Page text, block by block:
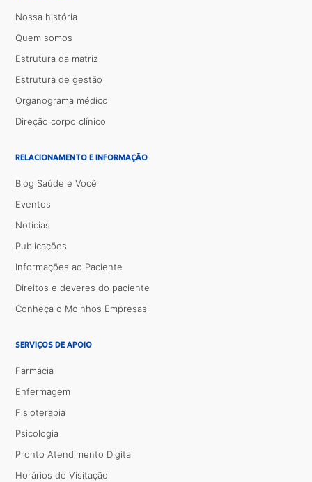
Nossa história
Quem somos
Estrutura da matriz
Estrutura de gestão
Organograma médico
Direção corpo clínico
RELACIONAMENTO E INFORMAÇÃO
Blog Saúde e Você
Eventos
Notícias
Publicações
Informações ao Paciente
Direitos e deveres do paciente
Conheça o Moinhos Empresas
SERVIÇOS DE APOIO
Farmácia
Enfermagem
Fisioterapia
Psicologia
Pronto Atendimento Digital
Horários de Visitação